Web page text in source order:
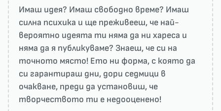
Имаш идея? Имаш свободно време? Имаш
силна психика и ще преживееш, че най-
вероятно идеята ти няма да ни харесa и
няма да я публикуваме? Знаеш, че си на
точното място! Ето ни форма, с която да
си гарантираш дни, дори седмици в
очакване, преди да установиш, че
творчеството ти е недооценено!